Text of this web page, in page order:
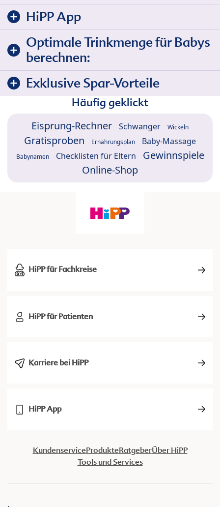
HiPP App
Optimale Trinkmenge für Babys
berechnen:
Exklusive Spar-Vorteile
Häufig geklickt
Eisprung-Rechner Schwanger Wickeln
Gratisproben Ernährungsplan Baby-Massage
Babynamen Checklisten für Eltern
Gewinnspiele
Online-Shop
HiPP für Fachkreise
HiPP für Patienten
Karriere bei HiPP
HiPP App
KundenserviceProdukteRatgeberÜber HiPP
Tools und Services